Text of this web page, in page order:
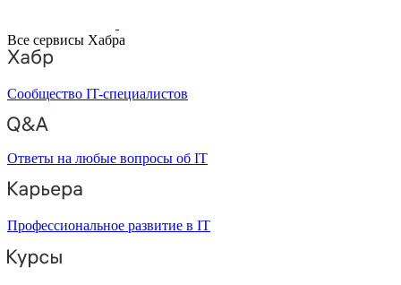
Все сервисы Хабра
Сообщество IT-специалистов
Ответы на любые вопросы об IT
Профессиональное развитие в IT